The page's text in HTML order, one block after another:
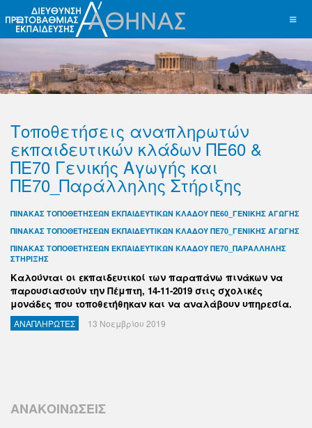
Τοποθετήσεις αναπληρωτών
εκπαιδευτικών κλάδων ΠΕ60 &
ΠΕ70 Γενικής Αγωγής και
ΠΕ70_Παράλληλης Στήριξης
ΠΙΝΑΚΑΣ ΤΟΠΟΘΕΤΗΣΕΩΝ ΕΚΠΑΙΔΕΥΤΙΚΩΝ ΚΛΑΔΟΥ ΠΕ60_ΓΕΝΙΚΗΣ ΑΓΩΓΗΣ
ΠΙΝΑΚΑΣ ΤΟΠΟΘΕΤΗΣΕΩΝ ΕΚΠΑΙΔΕΥΤΙΚΩΝ ΚΛΑΔΟΥ ΠΕ70_ΓΕΝΙΚΗΣ ΑΓΩΓΗΣ
ΠΙΝΑΚΑΣ ΤΟΠΟΘΕΤΗΣΕΩΝ ΕΚΠΑΙΔΕΥΤΙΚΩΝ ΚΛΑΔΟΥ ΠΕ70_ΠΑΡΑΛΛΗΛΗΣ
ΣΤΗΡΙΞΗΣ
Kαλούνται οι εκπαιδευτικοί των παραπάνω πινάκων να
παρουσιαστούν την Πέμπτη, 14-11-2019 στις σχολικές
μονάδες που τοποθετήθηκαν και να αναλάβουν υπηρεσία.
ΑΝΑΠΛΗΡΩΤΕΣ 13 Νοεμβρίου 2019
ΑΝΑΚΟΙΝΩΣΕΙΣ